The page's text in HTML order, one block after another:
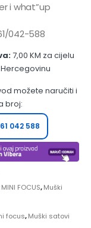
i what”up
042-588
7,00 KM za cijelu
možete naručiti i
broj:
042 588
MINI FOCUS,Muški
focus,Muški satovi